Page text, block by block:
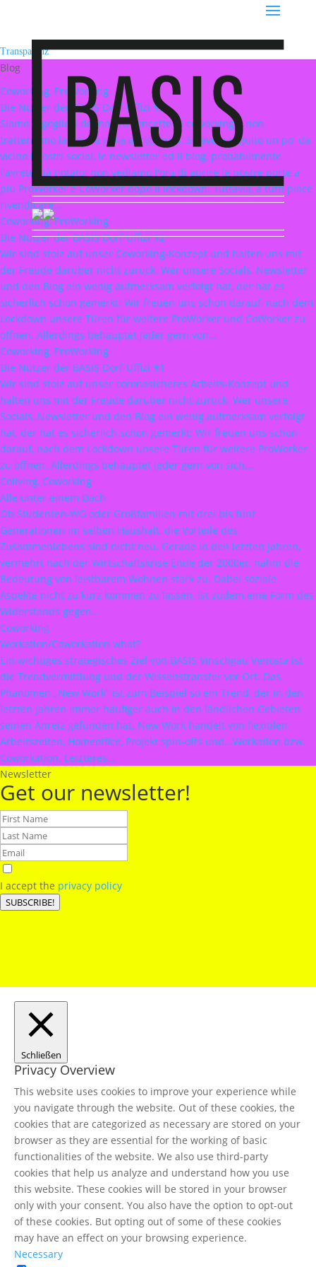
Transparenz
Blog
Coworking, ProWorking
Die Nutzer der BASIS Dorf-Uffizi #3
Siamo orgogliosi del nostro concetto di coworking e non
tratteniamo la nostra gioia al riguardo. Se avete seguito un po' da
vicino i nostri social, le newsletter ed il blog, probabilmente
l'avrete già notato: non vediamo l'ora di aprire le nostre porte a
più ProWorker e CoWorker dopo il lockdown. Tuttavia, a tutti piace
rivendicare…
Coworking, ProWorking
Die Nutzer der BASIS Dorf-Uffizi #2
Wir sind stolz auf unser Coworking-Konzept und halten uns mit
der Freude darüber nicht zurück. Wer unsere Socials, Newsletter
und den Blog ein wenig aufmerksam verfolgt hat, der hat es
sicherlich schon gemerkt: Wir freuen uns schon darauf, nach dem
Lockdown unsere Türen für weitere ProWorker und CoWorker zu
öffnen. Allerdings behauptet jeder gern von…
Coworking, ProWorking
Die Nutzer der BASIS Dorf-Uffizi #1
Wir sind stolz auf unser coronasicheres Arbeits-Konzept und
halten uns mit der Freude darüber nicht zurück. Wer unsere
Socials, Newsletter und den Blog ein wenig aufmerksam verfolgt
hat, der hat es sicherlich schon gemerkt: Wir freuen uns schon
darauf, nach dem Lockdown unsere Türen für weitere ProWorker
zu öffnen. Allerdings behauptet jeder gern von sich…
Coliving, Coworking
Alle unter einem Dach
Ob Studenten-WG oder Großfamilien mit drei bis fünf
Generationen im selben Haushalt, die Vorteile des
Zusammenlebens sind nicht neu. Gerade in den letzten Jahren,
vermehrt nach der Wirtschaftskrise Ende der 2000er, nahm die
Bedeutung von leistbarem Wohnen stark zu. Dabei soziale
Aspekte nicht zu kurz kommen zu lassen, ist zudem eine Form des
Widerstands gegen…
Coworking
Workation/Coworkation what?
Ein wichtiges strategisches Ziel von BASIS Vinschgau Venosta ist
die Trendvermittlung und der Wissenstransfer vor Ort. Das
Phänomen „New Work“ ist zum Beispiel so ein Trend, der in den
letzten Jahren immer häufiger auch in den ländlichen Gebieten
seinen Anreiz gefunden hat. New Work handelt von flexiblen
Arbeitszeiten, Homeoffice, Projekt spin-offs und...Workation bzw.
Coworkation. Letzteres…
Newsletter
Get our newsletter!
I accept the privacy policy
SUBSCRIBE!
Schließen
Privacy Overview
This website uses cookies to improve your experience while
you navigate through the website. Out of these cookies, the
cookies that are categorized as necessary are stored on your
browser as they are essential for the working of basic
functionalities of the website. We also use third-party
cookies that help us analyze and understand how you use
this website. These cookies will be stored in your browser
only with your consent. You also have the option to opt-out
of these cookies. But opting out of some of these cookies
may have an effect on your browsing experience.
Necessary